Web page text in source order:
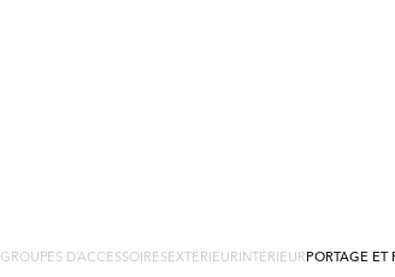
GROUPES D’ACCESSOIRESEXTÉRIEURINTÉRIEURPORTAGE ET